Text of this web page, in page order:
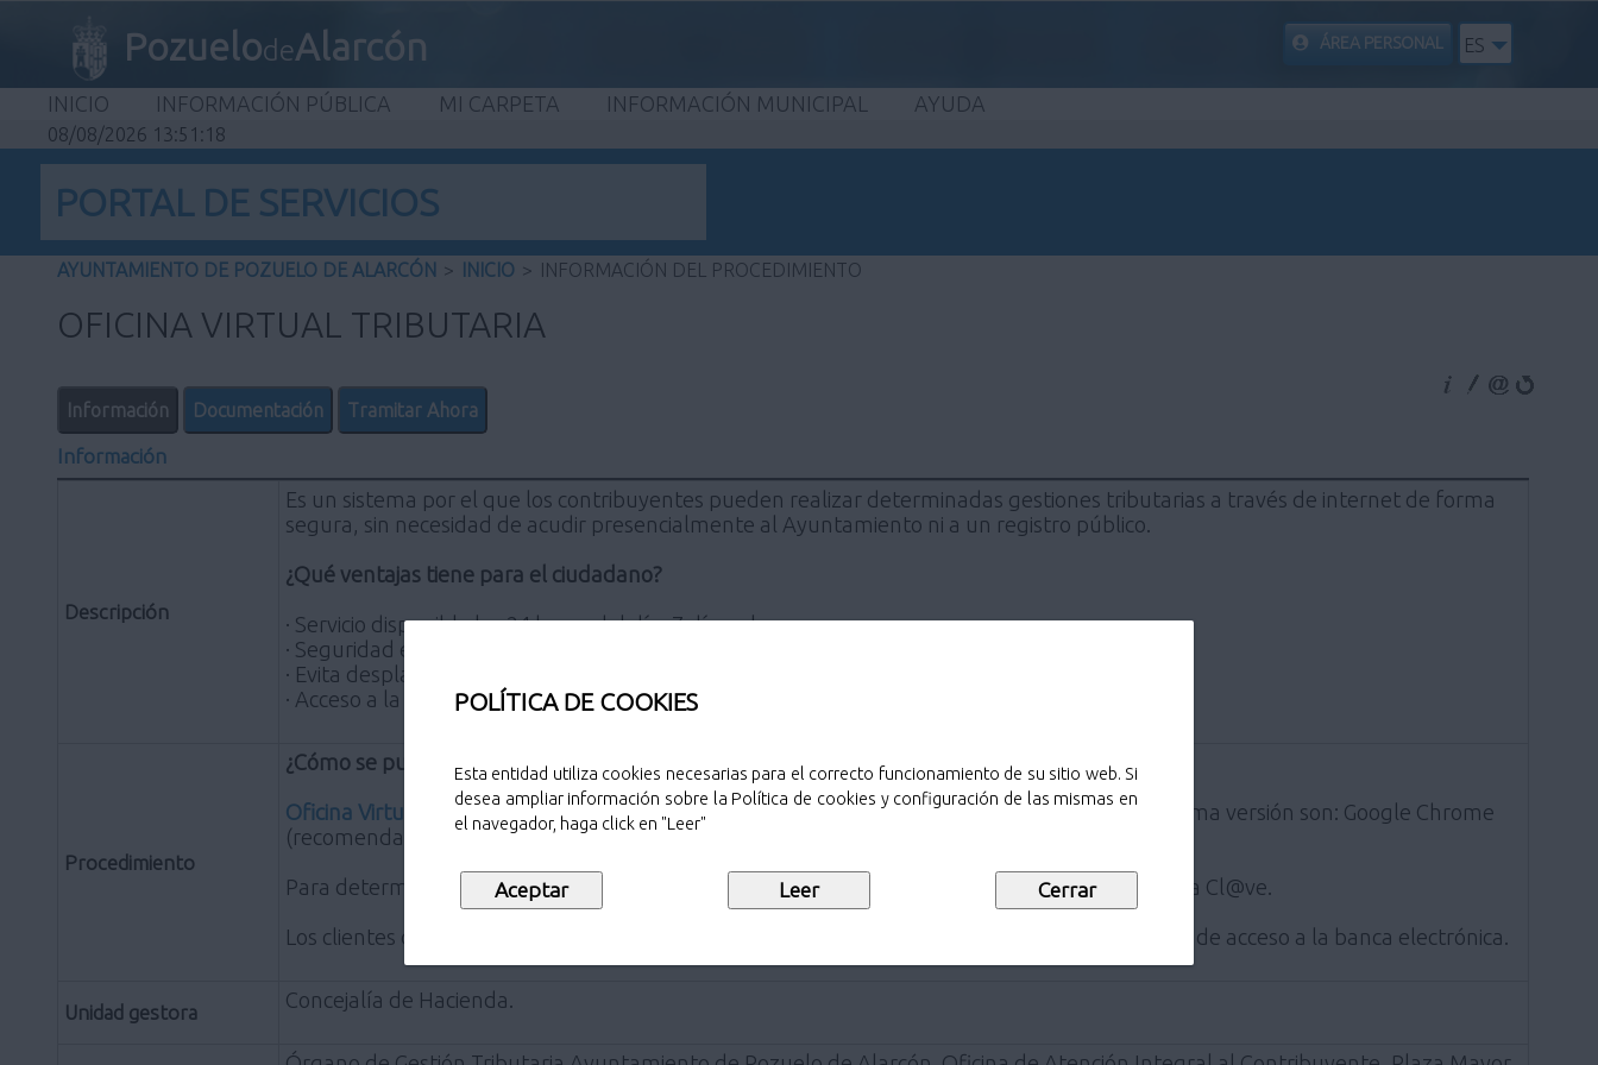
POLÍTICA DE COOKIES
Esta entidad utiliza cookies necesarias para el correcto funcionamiento de su sitio web. Si
desea ampliar información sobre la Política de cookies y configuración de las mismas en
el navegador, haga click en "Leer"
PozuelodeAlarcón ÁREA PERSONAL ES
INICIO INFORMACIÓN PÚBLICA MI CARPETA INFORMACIÓN MUNICIPAL AYUDA
08/08/2026 13:51:18
PORTAL DE SERVICIOS
AYUNTAMIENTO DE POZUELO DE ALARCÓN > INICIO > INFORMACIÓN DEL PROCEDIMIENTO
OFICINA VIRTUAL TRIBUTARIA
Información Documentación Tramitar Ahora
Información
Descripción
Es un sistema por el que los contribuyentes pueden realizar determinadas gestiones tributarias a través de internet de forma
segura, sin necesidad de acudir presencialmente al Ayuntamiento ni a un registro público.
¿Qué ventajas tiene para el ciudadano?
· Servicio disponible las 24 horas del día, 7 días a la semana.
· Seguridad en el acceso a sus datos.
· Evita desplazamientos y esperas innecesarios.
· Acceso a la información tributaria municipal y los datos personales.
Procedimiento
¿Cómo se puede acceder?
Oficina Virtual Tributaria . (Los navegadores recomendados para acceder, actualizados a la última versión son: Google Chrome
(recomendado),Mozilla Firefox, Microsoft Edge, Safari).
Para determinados trámites se requerirá certificado digital que será autenticado por el sistema Cl@ve.
Los clientes de banca electrónica de podrán acceder a la OVT mediante su identificación de acceso a la banca electrónica.
Unidad gestora
Concejalía de Hacienda.